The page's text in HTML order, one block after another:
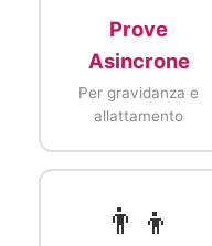
Prove
Asincrone
Per gravidanza e
allattamento
👨‍👦